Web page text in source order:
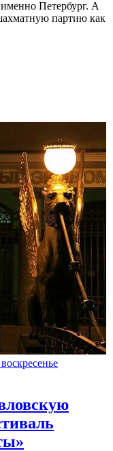
Петербург. А
партию как